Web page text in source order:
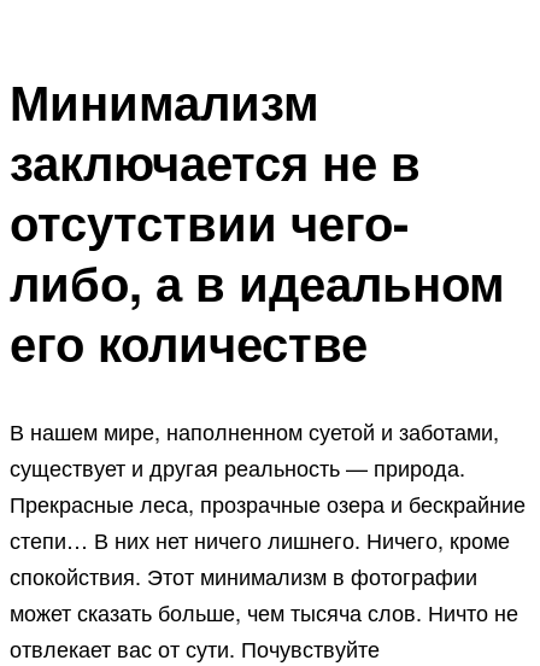
Минимализм
заключается не в
отсутствии чего-
либо, а в идеальном
его количестве
В нашем мире, наполненном суетой и заботами,
существует и другая реальность — природа.
Прекрасные леса, прозрачные озера и бескрайние
степи… В них нет ничего лишнего. Ничего, кроме
спокойствия. Этот минимализм в фотографии
может сказать больше, чем тысяча слов. Ничто не
отвлекает вас от сути. Почувствуйте